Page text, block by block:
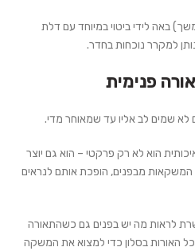
באה לידי ביטוי במיוחד עם דלת
למקרר נוכחות בחדר.
לא שמים לב אליו עד שמאוחר מדי.
הוא לא רק פרקטי – הוא גם יוצר
מבפנים, הופכת אותם לנראים
לראות מה יש בפנים גם כשהתאורה
האורות בסלון כדי למצוא את המשקה